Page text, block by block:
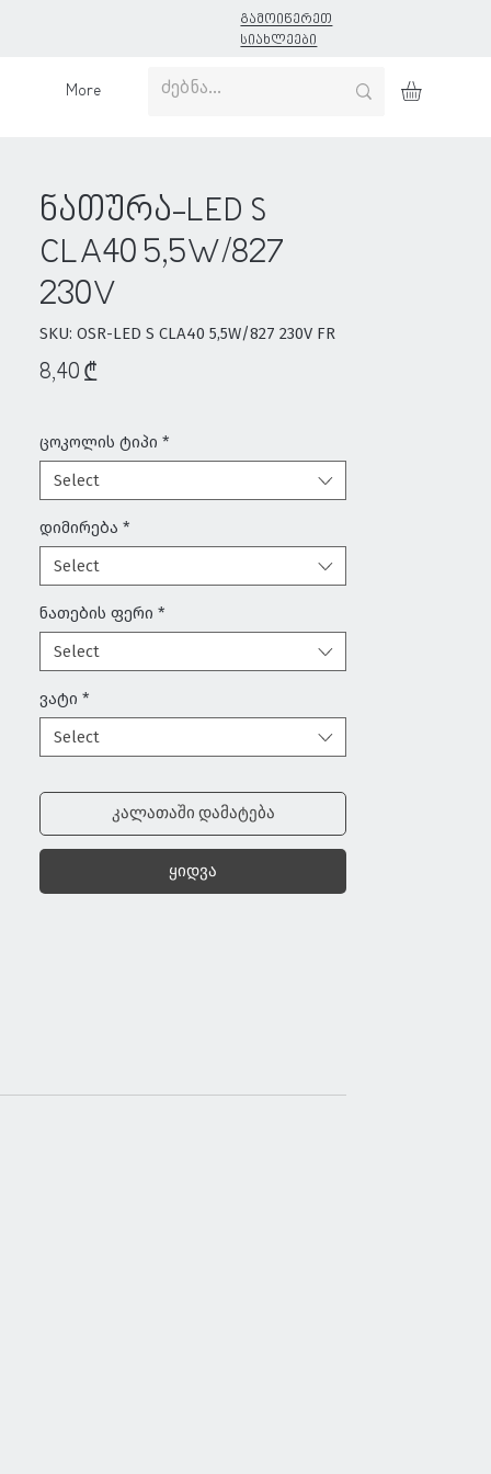
გამოიწერეთ
სიახლეები
More
ნათურა-LED S
CLA40 5,5W/827
230V
SKU: OSR-LED S CLA40 5,5W/827 230V FR
8,40 ₾Price
ცოკოლის ტიპი *
Select
დიმირება *
Select
ნათების ფერი *
Select
ვატი *
Select
კალათაში დამატება
ყიდვა